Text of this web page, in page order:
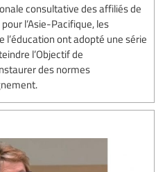
consultative des affiliés de
l’Asie-Pacifique, les
l’éducation ont adopté une série
l’Objectif de
des normes